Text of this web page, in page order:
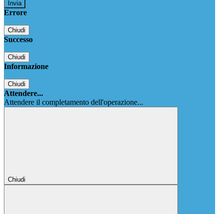
Errore
Chiudi
Successo
Chiudi
Informazione
Chiudi
Attendere...
Attendere il completamento dell'operazione...
Chiudi